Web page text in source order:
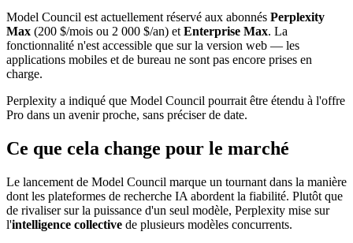
Model Council est actuellement réservé aux abonnés Perplexity
Max (200 $/mois ou 2 000 $/an) et Enterprise Max. La
fonctionnalité n'est accessible que sur la version web — les
applications mobiles et de bureau ne sont pas encore prises en
charge.
Perplexity a indiqué que Model Council pourrait être étendu à l'offre
Pro dans un avenir proche, sans préciser de date.
Ce que cela change pour le marché
Le lancement de Model Council marque un tournant dans la manière
dont les plateformes de recherche IA abordent la fiabilité. Plutôt que
de rivaliser sur la puissance d'un seul modèle, Perplexity mise sur
l'intelligence collective de plusieurs modèles concurrents.